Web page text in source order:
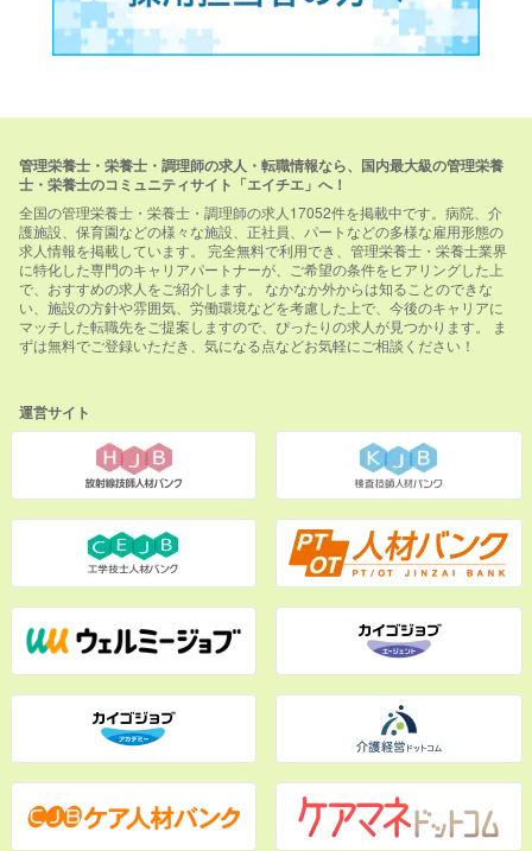
管理栄養士・栄養士・調理師の求人・転職情報なら、国内最大級の管理栄養
士・栄養士のコミュニティサイト「エイチエ」へ！
全国の管理栄養士・栄養士・調理師の求人17052件を掲載中です。病院、介
護施設、保育園などの様々な施設、正社員、パートなどの多様な雇用形態の
求人情報を掲載しています。 完全無料で利用でき、管理栄養士・栄養士業界
に特化した専門のキャリアパートナーが、ご希望の条件をヒアリングした上
で、おすすめの求人をご紹介します。 なかなか外からは知ることのできな
い、施設の方針や雰囲気、労働環境などを考慮した上で、今後のキャリアに
マッチした転職先をご提案しますので、ぴったりの求人が見つかります。 ま
ずは無料でご登録いただき、気になる点などお気軽にご相談ください！
運営サイト